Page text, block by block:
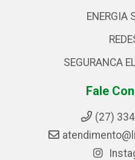
ENERGIA
SEGURANCA
Fale
(27)